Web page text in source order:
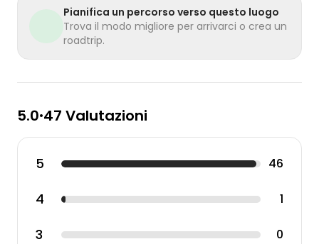
Pianifica un percorso verso questo luogo
Trova il modo migliore per arrivarci o crea un
roadtrip.
5.0•47 Valutazioni
5 46
4 1
3 0